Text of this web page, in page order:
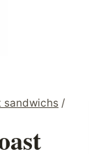
sandwichs /